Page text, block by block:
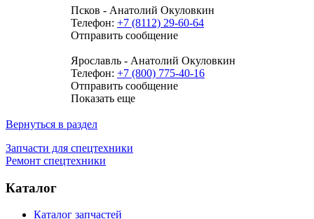
Псков - Анатолий Окуловкин
Телефон: +7 (8112) 29-60-64
Отправить сообщение
Ярославль - Анатолий Окуловкин
Телефон: +7 (800) 775-40-16
Отправить сообщение
Показать еще
Вернуться в раздел
Запчасти для спецтехники
Ремонт спецтехники
Каталог
Каталог запчастей